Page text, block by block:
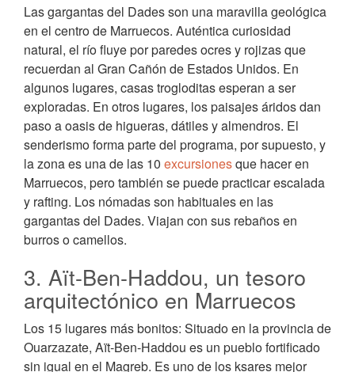
Las gargantas del Dades son una maravilla geológica
en el centro de Marruecos. Auténtica curiosidad
natural, el río fluye por paredes ocres y rojizas que
recuerdan al Gran Cañón de Estados Unidos. En
algunos lugares, casas trogloditas esperan a ser
exploradas. En otros lugares, los paisajes áridos dan
paso a oasis de higueras, dátiles y almendros. El
senderismo forma parte del programa, por supuesto, y
la zona es una de las 10 excursionesque hacer en
Marruecos, pero también se puede practicar escalada
y rafting. Los nómadas son habituales en las
gargantas del Dades. Viajan con sus rebaños en
burros o camellos.
3. Aït-Ben-Haddou, un tesoro
arquitectónico en Marruecos
Los 15 lugares más bonitos: Situado en la provincia de
Ouarzazate, Aït-Ben-Haddou es un pueblo fortificado
sin igual en el Magreb. Es uno de los ksares mejor